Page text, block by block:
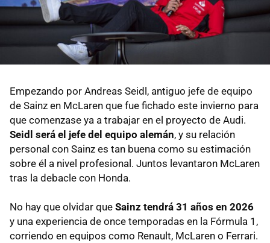
Empezando por Andreas Seidl, antiguo jefe de equipo
de Sainz en McLaren que fue fichado este invierno para
que comenzase ya a trabajar en el proyecto de Audi.
Seidl será el jefe del equipo alemán, y su relación
personal con Sainz es tan buena como su estimación
sobre él a nivel profesional. Juntos levantaron McLaren
tras la debacle con Honda.
No hay que olvidar que Sainz tendrá 31 años en 2026
y una experiencia de once temporadas en la Fórmula 1,
corriendo en equipos como Renault, McLaren o Ferrari.